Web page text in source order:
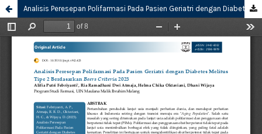
Analisis Peresepan Polifarmasi Pada Pasien Geriatri dengan Diabetes Melitus Tipe 2 Berdasarkan Beers Criteria 2023